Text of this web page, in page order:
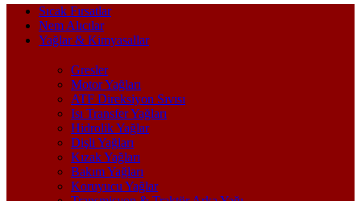
Sıcak Fırsatlar
Nem Alıcılar
Yağlar & Kimyasallar
Gresler
Motor Yağları
ATF Direksiyon Sıvısı
Isı Transfer Yağları
Hidrolik Yağlar
Dişli Yağları
Kızak Yağları
Bakım Yağları
Koruyucu Yağlar